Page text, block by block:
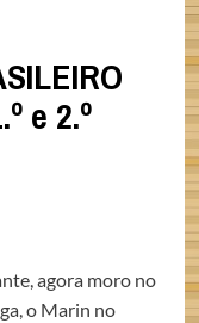
e 2.º
agora moro no
o Marin no